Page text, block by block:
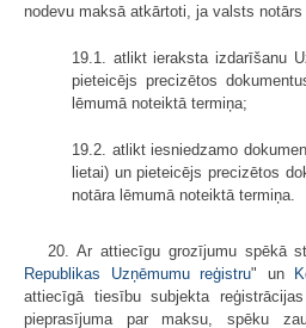
nodevu maksā atkārtoti, ja valsts
19.1. atlikt ieraksta izdarīšanu
pieteicējs precizētos
lēmumā noteiktā termiņa;
19.2. atlikt iesniedzamo
lietai) un pieteicējs precizētos
notāra lēmumā noteiktā termiņa.
20. Ar attiecīgu grozījumu spēkā
Republikas Uzņēmumu reģistru" un
attiecīgā tiesību subjekta
pieprasījuma par maksu, spēku